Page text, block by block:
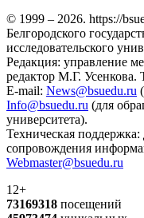
© 1999 – 2026. https://
Белгородского
исследовательского
Редакция: управление
редактор М.Г. Усенкова.
E-mail: News@bsuedu.ru
Info@bsuedu.ru (для
университета).
Техническая поддержка:
сопровождения
Webmaster@bsuedu.ru
12+
73169318 посещений